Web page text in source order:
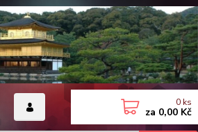
0 ks
za 0,00 Kč